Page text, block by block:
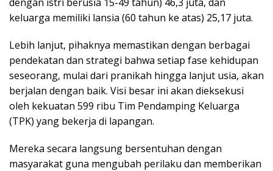
keluarga memiliki lansia (60 tahun ke atas) 25,17 juta.
Lebih lanjut, pihaknya memastikan dengan berbagai
pendekatan dan strategi bahwa setiap fase kehidupan
seseorang, mulai dari pranikah hingga lanjut usia, akan
berjalan dengan baik. Visi besar ini akan dieksekusi
oleh kekuatan 599 ribu Tim Pendamping Keluarga
(TPK) yang bekerja di lapangan.
Mereka secara langsung bersentuhan dengan
masyarakat guna mengubah perilaku dan memberikan